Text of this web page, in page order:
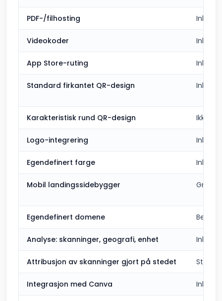
PDF-/filhosting
Videokoder
App Store-ruting
Standard firkantet QR-design
Karakteristisk rund QR-design Ikke
Logo-integrering
Egendefinert farge
Mobil landingssidebygger
Egendefinert domene Betalt
Analyse: skanninger, geografi, enhet
Attribusjon av skanninger gjort på stedet
Integrasjon med Canva